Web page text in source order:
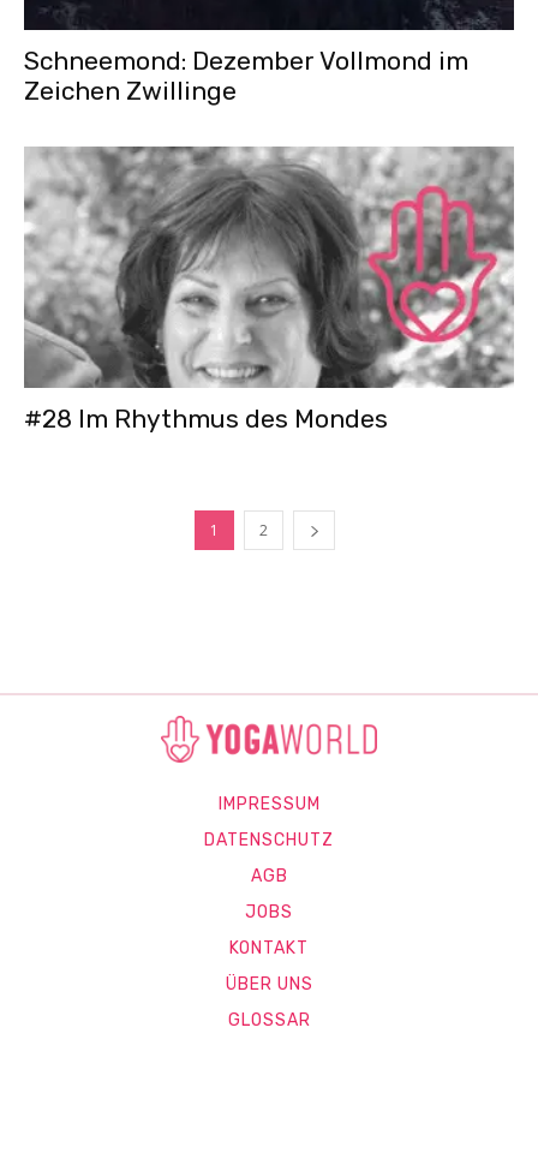
Schneemond: Dezember Vollmond im
Zeichen Zwillinge
#28 Im Rhythmus des Mondes
1 2
IMPRESSUM
DATENSCHUTZ
AGB
JOBS
KONTAKT
ÜBER UNS
GLOSSAR